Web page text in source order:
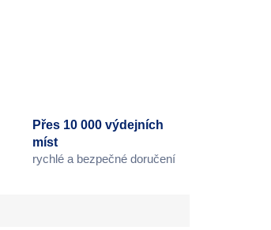
Přes 10 000 výdejních
míst
rychlé a bezpečné doručení